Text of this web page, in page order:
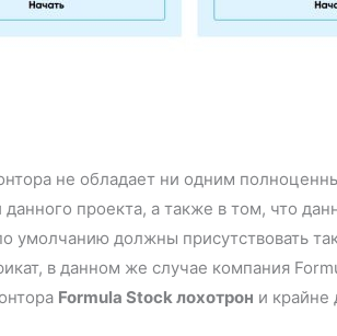
не обладает ни одним
проекта, а также в том, что
умолчанию должны присутствовать
в данном же случае компания
Formula Stock лохотрон и крайне